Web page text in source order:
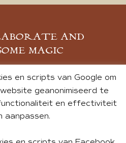
AND
MAGIC
JE AAN
en scripts van Google om
geanonimiseerd te
en effectiviteit
aanpassen.